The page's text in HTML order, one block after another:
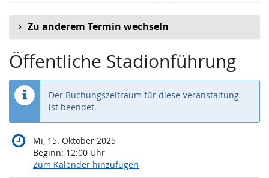
Zu anderem Termin wechseln
Öffentliche Stadionführung
Der Buchungszeitraum für diese Veranstaltung
ist beendet.
Mi, 15. Oktober 2025
Beginn: 12:00 Uhr
Zum Kalender hinzufügen